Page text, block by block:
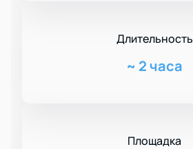
Длительность
~ 2 часа
Площадка